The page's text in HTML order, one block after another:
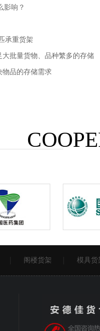
影响？
承重货架
批量货物、品种繁多的存储
物品的存储需求
阁楼货架 模具货